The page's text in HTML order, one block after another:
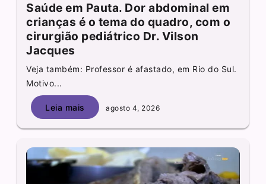
Saúde em Pauta. Dor abdominal em
crianças é o tema do quadro, com o
cirurgião pediátrico Dr. Vilson
Jacques
Veja também: Professor é afastado, em Rio do Sul.
Motivo...
Leia mais agosto 4, 2026